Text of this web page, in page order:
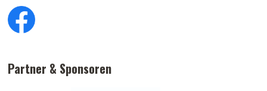
Partner & Sponsoren